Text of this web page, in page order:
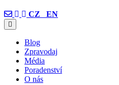
CZ EN
Blog
Zpravodaj
Média
Poradenství
O nás